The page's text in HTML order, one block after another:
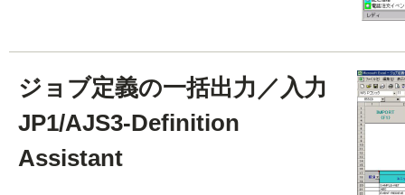
ジョブ定義の一括出力／入力
JP1/AJS3-Definition
Assistant